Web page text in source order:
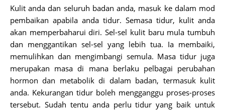
Kulit anda dan seluruh badan anda, masuk ke dalam mod
pembaikan apabila anda tidur. Semasa tidur, kulit anda
akan memperbaharui diri. Sel-sel kulit baru mula tumbuh
dan menggantikan sel-sel yang lebih tua. Ia membaiki,
memulihkan dan mengimbangi semula. Masa tidur juga
merupakan masa di mana berlaku pelbagai perubahan
hormon dan metabolik di dalam badan, termasuk kulit
anda. Kekurangan tidur boleh mengganggu proses-proses
tersebut. Sudah tentu anda perlu tidur yang baik untuk